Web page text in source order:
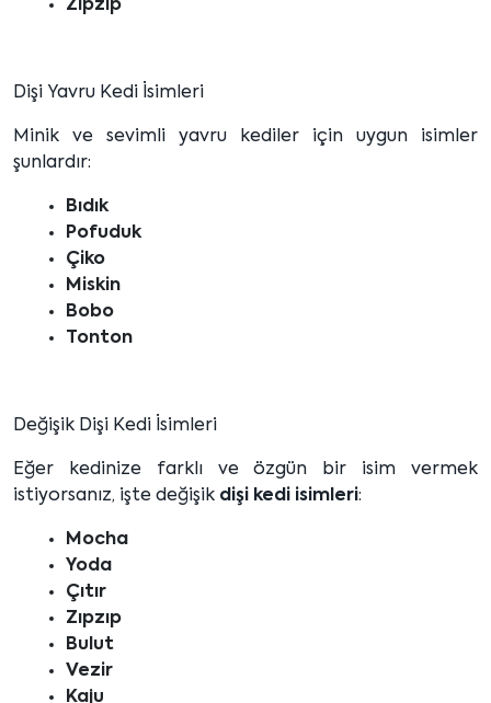
Zıpzıp
Dişi Yavru Kedi İsimleri
Minik ve sevimli yavru kediler için uygun isimler
şunlardır:
Bıdık
Pofuduk
Çiko
Miskin
Bobo
Tonton
Değişik Dişi Kedi İsimleri
Eğer kedinize farklı ve özgün bir isim vermek
istiyorsanız, işte değişik dişi kedi isimleri:
Mocha
Yoda
Çıtır
Zıpzıp
Bulut
Vezir
Kaju